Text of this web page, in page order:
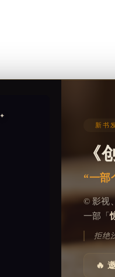
新书
《
“一部
© 影视
一部「
拒绝
🔥